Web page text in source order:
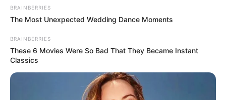
BRAINBERRIES
The Most Unexpected Wedding Dance Moments
BRAINBERRIES
These 6 Movies Were So Bad That They Became Instant
Classics